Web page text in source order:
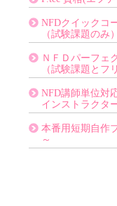
NFDクイックコ
（試験課題のみ）
ＮＦＤパーフェ
（試験課題とフ
NFD講師単位対
インストラクタ
本番用短期自作
～